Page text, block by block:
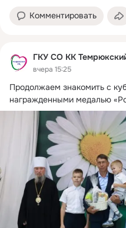
Комментировать
ГКУ СО КК
вчера 15:25
Продолжаем знакомить с
награжденными медалью